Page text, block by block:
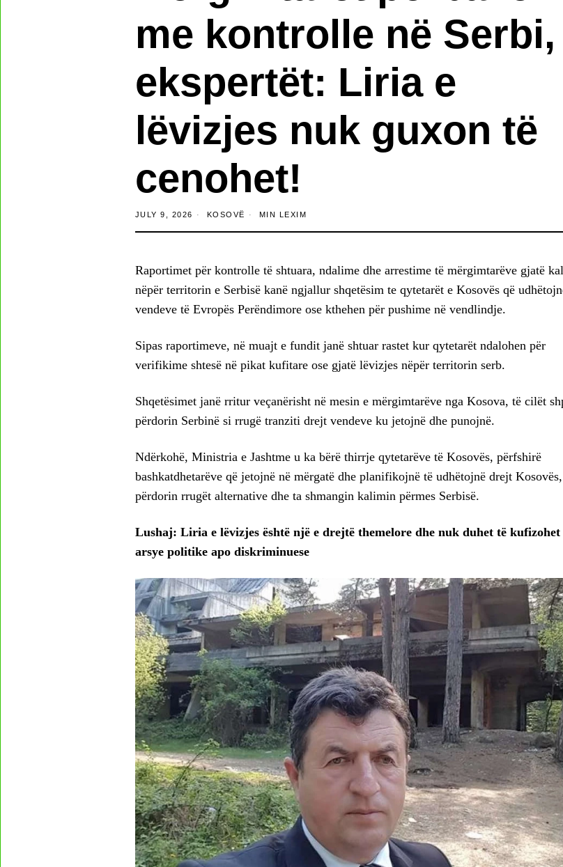
me kontrolle në Serbi,
ekspertët: Liria e
lëvizjes nuk guxon të
cenohet!
JULY 9, 2026 KOSOVË MIN LEXIM
Raportimet për kontrolle të shtuara, ndalime dhe arrestime të mërgimtarëve gjatë
nëpër territorin e Serbisë kanë ngjallur shqetësim te qytetarët e Kosovës që
vendeve të Evropës Perëndimore ose kthehen për pushime në vendlindje.
Sipas raportimeve, në muajt e fundit janë shtuar rastet kur qytetarët ndalohen për
verifikime shtesë në pikat kufitare ose gjatë lëvizjes nëpër territorin serb.
Shqetësimet janë rritur veçanërisht në mesin e mërgimtarëve nga Kosova, të cilët
përdorin Serbinë si rrugë tranziti drejt vendeve ku jetojnë dhe punojnë.
Ndërkohë, Ministria e Jashtme u ka bërë thirrje qytetarëve të Kosovës, përfshirë
bashkatdhetarëve që jetojnë në mërgatë dhe planifikojnë të udhëtojnë drejt
përdorin rrugët alternative dhe ta shmangin kalimin përmes Serbisë.
Lushaj: Liria e lëvizjes është një e drejtë themelore dhe nuk duhet të kufizohet
arsye politike apo diskriminuese